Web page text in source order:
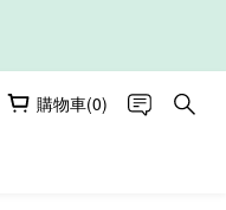
購物車(0)